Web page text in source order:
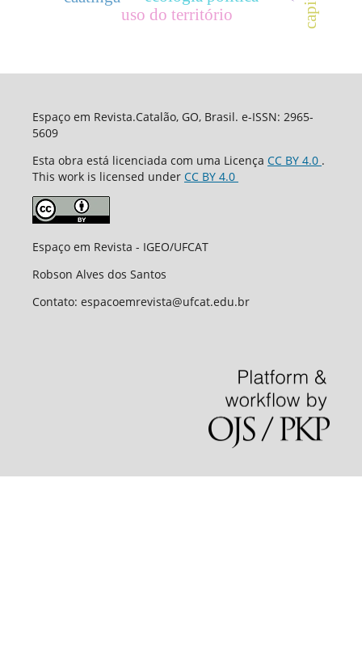
uso do território
Espaço em Revista.Catalão, GO, Brasil. e-ISSN: 2965-
5609
Esta obra está licenciada com uma Licença CC BY 4.0 .
This work is licensed under CC BY 4.0
Espaço em Revista - IGEO/UFCAT
Robson Alves dos Santos
Contato: espacoemrevista@ufcat.edu.br